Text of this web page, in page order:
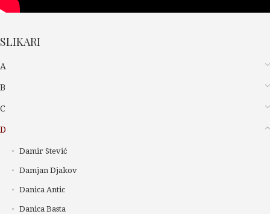
SLIKARI
A
B
C
D
Damir Stević
Damjan Djakov
Danica Antic
Danica Basta